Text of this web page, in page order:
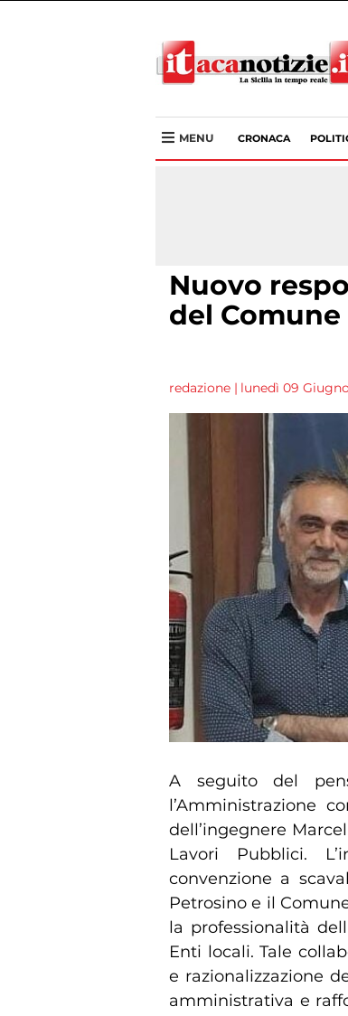
MENU CRONACA
Nuovo
del
redazione | lunedì 09
A seguito del
l’Amministrazione
dell’ingegnere
Lavori Pubblici.
convenzione a
Petrosino e il
la professionalità
Enti locali. Tale
e razionalizzazione
amministrativa e